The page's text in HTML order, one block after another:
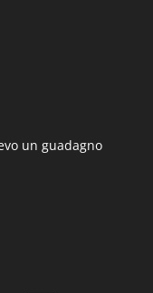
un guadagno